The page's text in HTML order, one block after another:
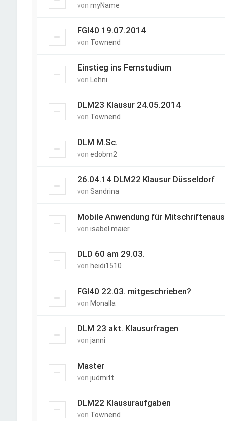
von myName
FGI40 19.07.2014
von Townend
Einstieg ins Fernstudium
von Lehni
DLM23 Klausur 24.05.2014
von Townend
DLM M.Sc.
von edobm2
26.04.14 DLM22 Klausur Düsseldorf
von Sandrina
Mobile Anwendung für
von isabel.maier
DLD 60 am 29.03.
von heidi1510
FGI40 22.03. mitgeschrieben?
von Monalla
DLM 23 akt. Klausurfragen
von janni
Master
von judmitt
DLM22 Klausuraufgaben
von Townend